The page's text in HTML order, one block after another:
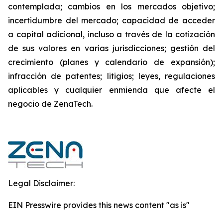
contemplada; cambios en los mercados objetivo;
incertidumbre del mercado; capacidad de acceder
a capital adicional, incluso a través de la cotización
de sus valores en varias jurisdicciones; gestión del
crecimiento (planes y calendario de expansión);
infracción de patentes; litigios; leyes, regulaciones
aplicables y cualquier enmienda que afecte el
negocio de ZenaTech.
Legal Disclaimer:
EIN Presswire provides this news content "as is"